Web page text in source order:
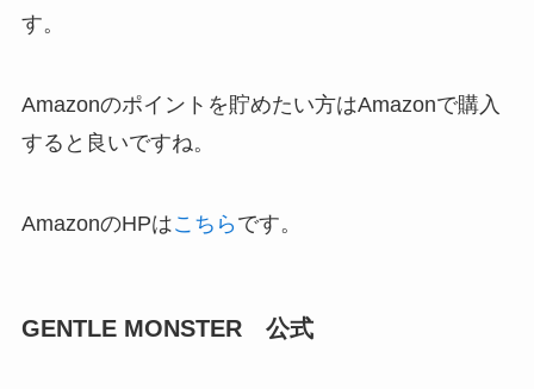
す。
Amazonのポイントを貯めたい方はAmazonで購入
すると良いですね。
AmazonのHPはこちら です。
GENTLE MONSTER 公式